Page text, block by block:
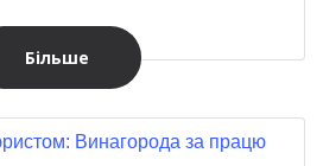
Більше